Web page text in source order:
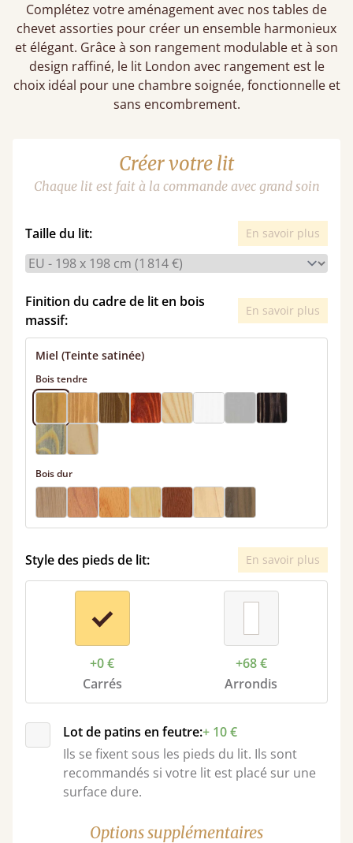
Complétez votre aménagement avec nos tables de
chevet assorties pour créer un ensemble harmonieux
et élégant. Grâce à son rangement modulable et à son
design raffiné, le lit London avec rangement est le
choix idéal pour une chambre soignée, fonctionnelle et
sans encombrement.
Créer votre lit
Chaque lit est fait à la commande avec grand soin
Taille du lit: En savoir plus
Finition du cadre de lit en bois
massif:
En savoir plus
Miel (Teinte satinée)
Bois tendre
Bois dur
Style des pieds de lit: En savoir plus
+0 €
Carrés
+68 €
Arrondis
Lot de patins en feutre:+ 10 €
Ils se fixent sous les pieds du lit. Ils sont
recommandés si votre lit est placé sur une
surface dure.
Options supplémentaires